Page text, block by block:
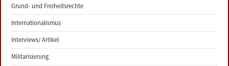
Grund- und Freiheitsrechte
Internationalismus
Interviews/ Artikel
Militarisierung